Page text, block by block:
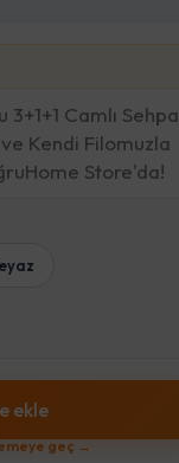
Camlı Sehpa
Kendi Filomuzla
Store'da!
ekle
geç →